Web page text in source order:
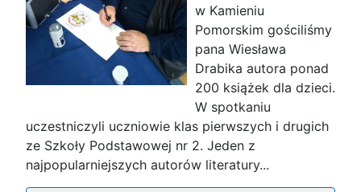
w Kamieniu
Pomorskim gościliśmy
pana Wiesława
Drabika autora ponad
200 książek dla dzieci.
W spotkaniu
uczestniczyli uczniowie klas pierwszych i drugich
ze Szkoły Podstawowej nr 2. Jeden z
najpopularniejszych autorów literatury...